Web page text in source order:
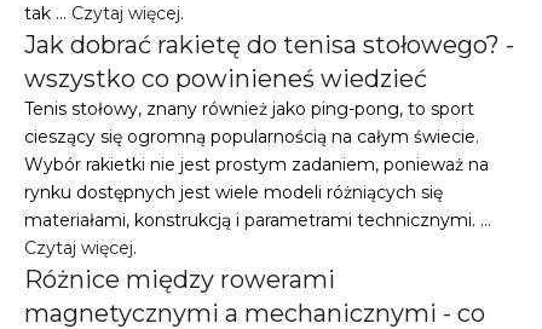
tak … Czytaj więcej.
Jak dobrać rakietę do tenisa stołowego? -
wszystko co powinieneś wiedzieć
Tenis stołowy, znany również jako ping-pong, to sport
cieszący się ogromną popularnością na całym świecie.
Wybór rakietki nie jest prostym zadaniem, ponieważ na
rynku dostępnych jest wiele modeli różniących się
materiałami, konstrukcją i parametrami technicznymi. …
Czytaj więcej.
Różnice między rowerami
magnetycznymi a mechanicznymi - co